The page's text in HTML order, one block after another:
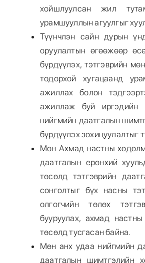
хойшлуулсан жил
урамшууллын агуулгыг
Түүнчлэн сайн дурын
оруулалтын өгөөжөөр
бүрдүүлэх, тэтгэврийн
тодорхой хугацаанд
ажиллах болон
ажиллаж буй иргэдийн
нийгмийн даатгалын
бүрдүүлэх зохицуулалтыг
Мөн Ахмад настны
даатгалын ерөнхий
төсөлд тэтгэврийн
сонголтыг бүх насны
олгогчийн төлөх
бууруулах, ахмад
төсөлд тусгасан байна.
Мөн анх удаа нийгмийн
даатгалын шимтгэлийн